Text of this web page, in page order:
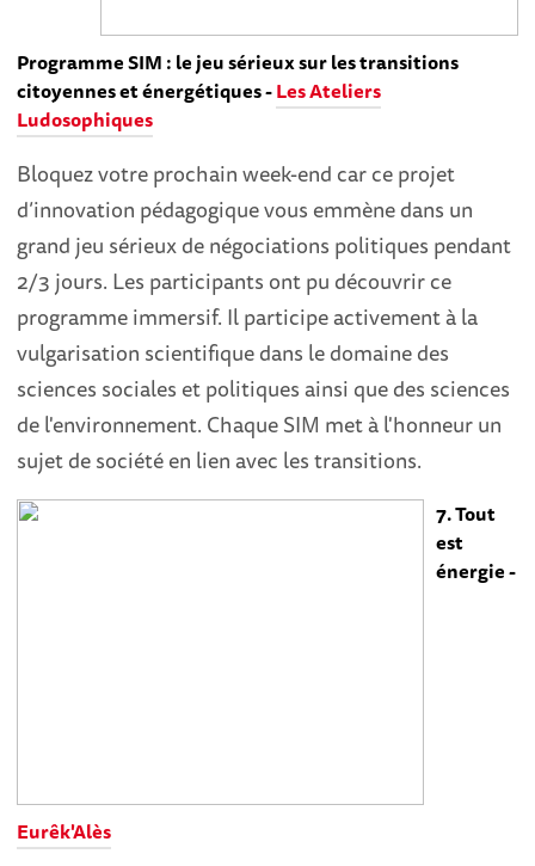
Programme SIM : le jeu sérieux sur les transitions
citoyennes et énergétiques -Les Ateliers
Ludosophiques
Bloquez votre prochain week-end car ce projet
d’innovation pédagogique vous emmène dans un
grand jeu sérieux de négociations politiques pendant
2/3 jours. Les participants ont pu découvrir ce
programme immersif. Il participe activement à la
vulgarisation scientifique dans le domaine des
sciences sociales et politiques ainsi que des sciences
de l'environnement. Chaque SIM met à l'honneur un
sujet de société en lien avec les transitions.
7. Tout
est
énergie -
Eurêk'Alès